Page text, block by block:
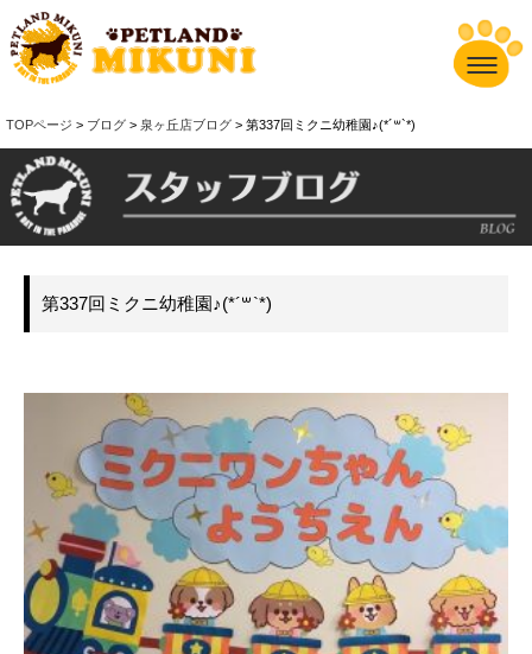
TOPページ > ブログ > 泉ヶ丘店ブログ > 第337回ミクニ幼稚園♪(*´꒳`*)
第337回ミクニ幼稚園♪(*´꒳`*)